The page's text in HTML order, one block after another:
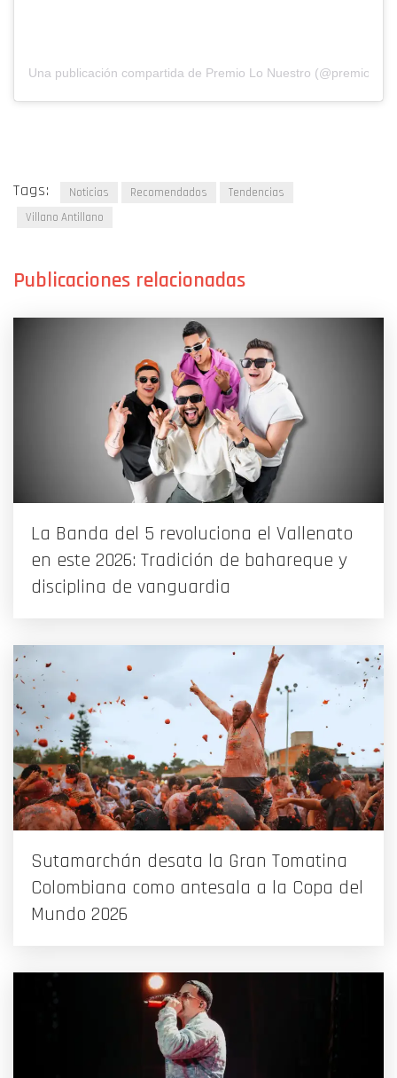
Una publicación compartida de Premio Lo Nuestro
Tags: Noticias Recomendados
Tendencias
Villano Antillano
La Banda del 5 revoluciona el Vallenato
en este 2026: Tradición de bahareque y
disciplina de vanguardia
Sutamarchán desata la Gran Tomatina
Colombiana como antesala a la Copa del
Mundo 2026